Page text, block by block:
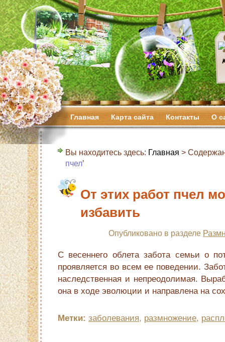
Главная Карта сайта Контакты О
Вы находитесь здесь: Главная >
пчел’
От этих работ пчел
избавить
Опубликовано в разделе
С весеннего обле­та забота семьи о
проявляется во всем ее поведении.
наследствен­ная и непреодолимая.
она в ходе эволюции и направлена на
Метки: заболевания, размножение,